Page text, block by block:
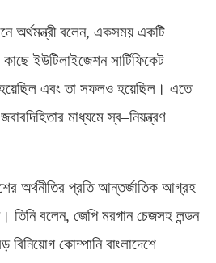
অর্থমন্ত্রী বলেন, একসময় একটি
ইউটিলাইজেশন সার্টিফিকেট
হয়েছিল এবং তা সফলও হয়েছিল। এতে
মাধ্যমে স্ব–নিয়ন্ত্রণ
অর্থনীতির প্রতি আন্তর্জাতিক আগ্রহ
তিনি বলেন, জেপি মরগান চেজসহ লন্ডন
কোম্পানি বাংলাদেশে